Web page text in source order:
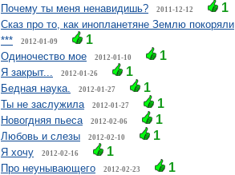
Почему ты меня ненавидишь? 2011-12-12 1
Сказ про то, как инопланетяне Землю покоряли
*** 2012-01-09 1
Одиночество мое 2012-01-10 1
Я закрыт... 2012-01-26 1
Бедная наука. 2012-01-27 1
Ты не заслужила 2012-01-27 1
Новогдняя пьеса 2012-02-06 1
Любовь и слезы 2012-02-10 1
Я хочу 2012-02-16 1
Про неунывающего 2012-02-23 1